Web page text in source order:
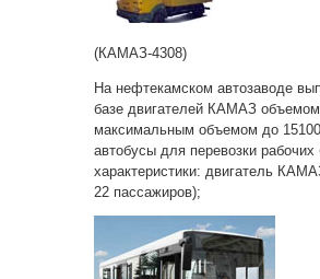
(КАМАЗ-4308)
На нефтекамском автозаводе
базе двигателей КАМАЗ
максимальным объемом до
автобусы для перевозки рабочих
характеристики: двигатель
22 пассажиров);